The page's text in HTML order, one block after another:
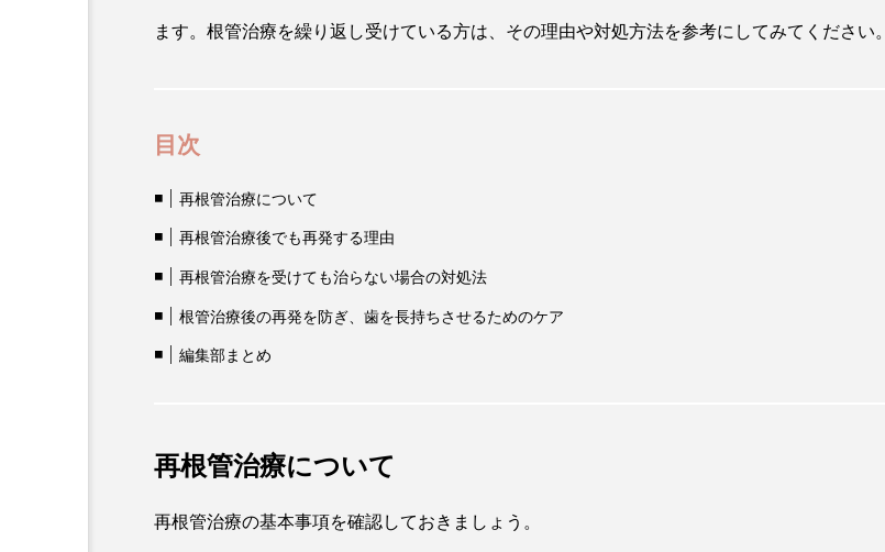
ます。根管治療を繰り返し受けている方は、その理由や対処方法を参考にしてみてください。
目次
再根管治療について
再根管治療後でも再発する理由
再根管治療を受けても治らない場合の対処法
根管治療後の再発を防ぎ、歯を長持ちさせるためのケア
編集部まとめ
再根管治療について
再根管治療の基本事項を確認しておきましょう。